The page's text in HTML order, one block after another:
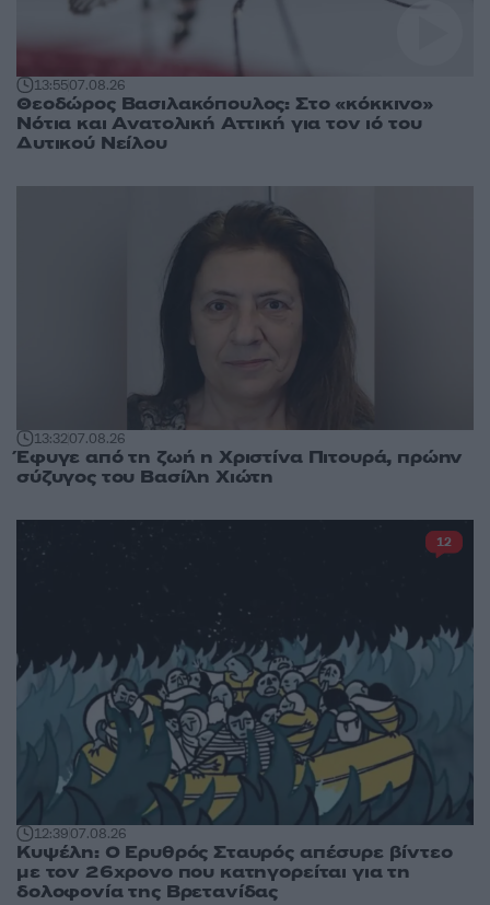
13:5507.08.26
Θεοδώρος Βασιλακόπουλος: Στο «κόκκινο»
Νότια και Ανατολική Αττική για τον ιό του
Δυτικού Νείλου
13:3207.08.26
Έφυγε από τη ζωή η Χριστίνα Πιτουρά, πρώην
σύζυγος του Βασίλη Χιώτη
12:3907.08.26
Κυψέλη: Ο Ερυθρός Σταυρός απέσυρε βίντεο
με τον 26χρονο που κατηγορείται για τη
δολοφονία της Βρετανίδας
12